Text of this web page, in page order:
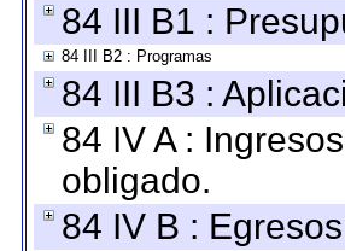
84 III B1 :
84 III B2 : Programas
84 III B3 :
84 IV A :
obligado.
84 IV B :